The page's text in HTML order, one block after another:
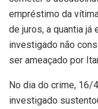
empréstimo da
de juros, a quantia já
investigado não
ser ameaçado por
No dia do crime, 16/
investigado